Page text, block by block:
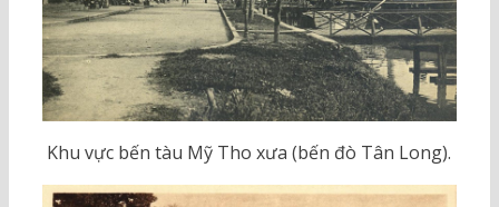
Khu vực bến tàu Mỹ Tho xưa (bến đò Tân Long).